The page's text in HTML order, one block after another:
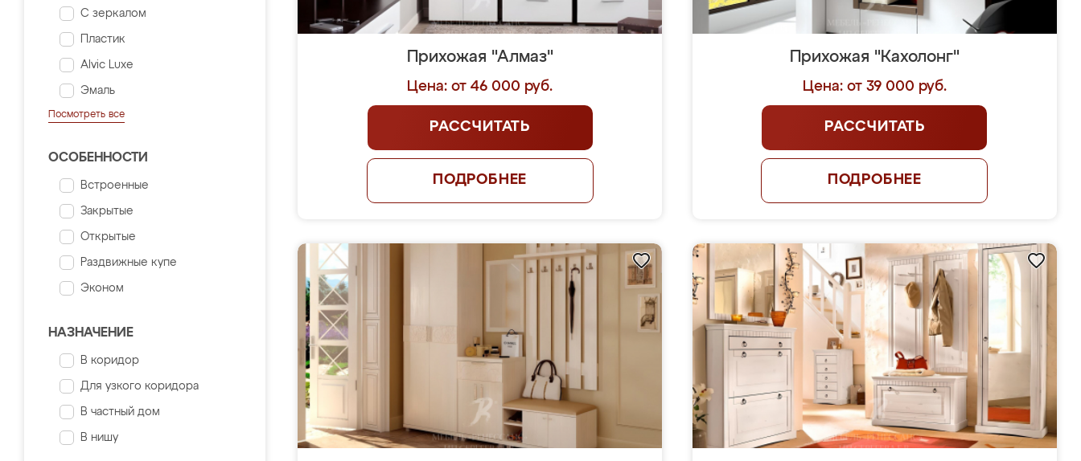
С зеркалом
Пластик
Alvic Luxe
Эмаль
Посмотреть все
ОСОБЕННОСТИ
Встроенные
Закрытые
Открытые
Раздвижные купе
Эконом
НАЗНАЧЕНИЕ
В коридор
Для узкого коридора
В частный дом
В нишу
Прихожая "Алмаз"
Цена: от 46 000 руб.
РАССЧИТАТЬ
ПОДРОБНЕЕ
Прихожая "Кахолонг"
Цена: от 39 000 руб.
РАССЧИТАТЬ
ПОДРОБНЕЕ